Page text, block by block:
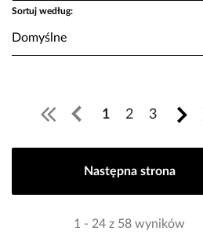
Sortuj według:
1 2 3
Następna strona
1 - 24 z 58 wyników